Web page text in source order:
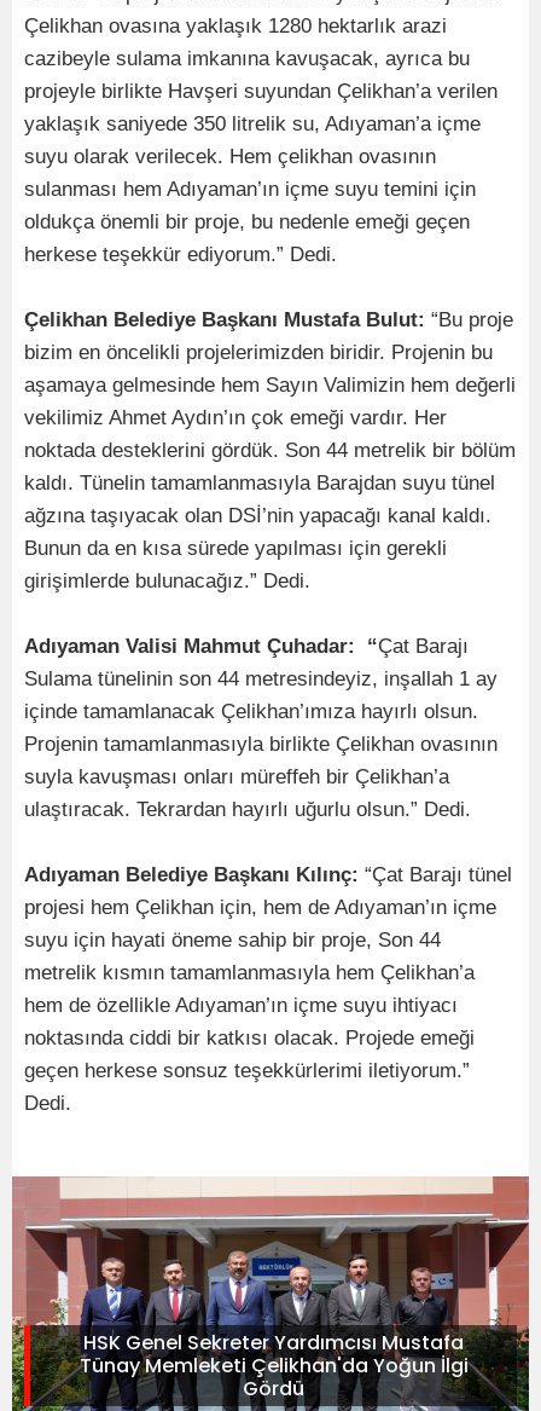
Çelikhan ovasına yaklaşık 1280 hektarlık arazi
cazibeyle sulama imkanına kavuşacak, ayrıca bu
projeyle birlikte Havşeri suyundan Çelikhan’a verilen
yaklaşık saniyede 350 litrelik su, Adıyaman’a içme
suyu olarak verilecek. Hem çelikhan ovasının
sulanması hem Adıyaman’ın içme suyu temini için
oldukça önemli bir proje, bu nedenle emeği geçen
herkese teşekkür ediyorum.” Dedi.
Çelikhan Belediye Başkanı Mustafa Bulut: “Bu proje
bizim en öncelikli projelerimizden biridir. Projenin bu
aşamaya gelmesinde hem Sayın Valimizin hem değerli
vekilimiz Ahmet Aydın’ın çok emeği vardır. Her
noktada desteklerini gördük. Son 44 metrelik bir bölüm
kaldı. Tünelin tamamlanmasıyla Barajdan suyu tünel
ağzına taşıyacak olan DSİ’nin yapacağı kanal kaldı.
Bunun da en kısa sürede yapılması için gerekli
girişimlerde bulunacağız.” Dedi.
Adıyaman Valisi Mahmut Çuhadar: “Çat Barajı
Sulama tünelinin son 44 metresindeyiz, inşallah 1 ay
içinde tamamlanacak Çelikhan’ımıza hayırlı olsun.
Projenin tamamlanmasıyla birlikte Çelikhan ovasının
suyla kavuşması onları müreffeh bir Çelikhan’a
ulaştıracak. Tekrardan hayırlı uğurlu olsun.” Dedi.
Adıyaman Belediye Başkanı Kılınç: “Çat Barajı tünel
projesi hem Çelikhan için, hem de Adıyaman’ın içme
suyu için hayati öneme sahip bir proje, Son 44
metrelik kısmın tamamlanmasıyla hem Çelikhan’a
hem de özellikle Adıyaman’ın içme suyu ihtiyacı
noktasında ciddi bir katkısı olacak. Projede emeği
geçen herkese sonsuz teşekkürlerimi iletiyorum.”
Dedi.
HSK Genel Sekreter Yardımcısı Mustafa
Tünay Memleketi Çelikhan'da Yoğun İlgi
Gördü